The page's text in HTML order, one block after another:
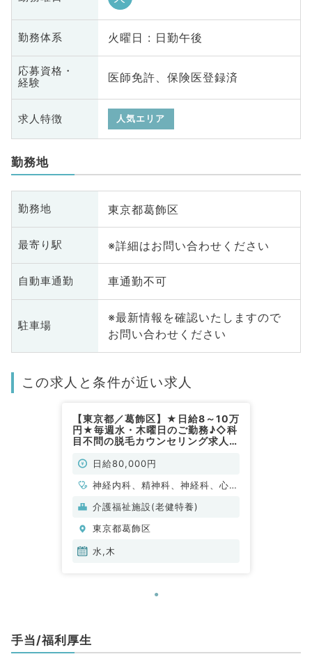
勤務体系 火曜日 : 日勤午後
応募資格・
経験
医師免許、保険医登録済
求人特徴 人気エリア
勤務地
勤務地 東京都葛飾区
最寄り駅 ※詳細はお問い合わせください
自動車通勤 車通勤不可
駐車場
※最新情報を確認いたしますので
お問い合わせください
この求人と条件が近い求人
【東京都／葛飾区】★日給8～10万
円★毎週水・木曜日のご勤務♪◇科
目不問の脱毛カウンセリング求人
日給80,000円
神経内科、精神科、神経科、心療
内科、アレルギー科、リウマチ
科、美容外科、脳神経外科、呼吸
器外科、心臓血管外科、小児外
喉科、気管食道科、放射線科、リ
介護福祉施設(老健特養)
東京都葛飾区
水,木
手当/福利厚生